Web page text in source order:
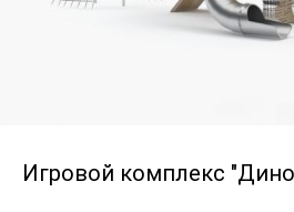
Игровой комплекс